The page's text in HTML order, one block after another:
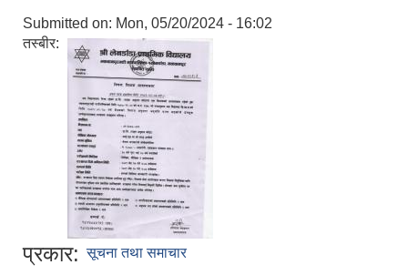
Submitted on: Mon, 05/20/2024 - 16:02
तस्बीर:
प्रकार: सूचना तथा समाचार